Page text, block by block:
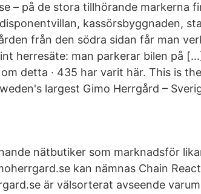
– på de stora tillhörande markerna
kassörsbyggnaden,
från den södra sidan får man
herresäte: man parkerar bilen på
detta · 435 har varit här. This is
largest Gimo Herrgård –
nätbutiker som marknadsför
kan nämnas Chain
är välsorterat avseende